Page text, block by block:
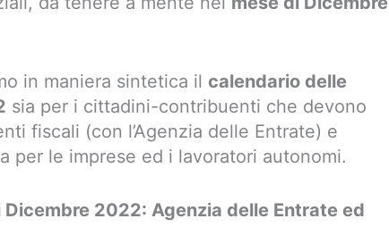
in maniera sintetica il calendario delle
sia per i cittadini-contribuenti che devono
fiscali (con l’Agenzia delle Entrate) e
per le imprese ed i lavoratori autonomi.
2022: Agenzia delle Entrate ed